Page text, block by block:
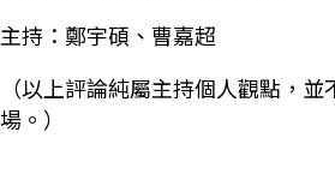
主持：鄭宇碩、曹嘉超
（以上評論純屬主持個人觀點，
場。）